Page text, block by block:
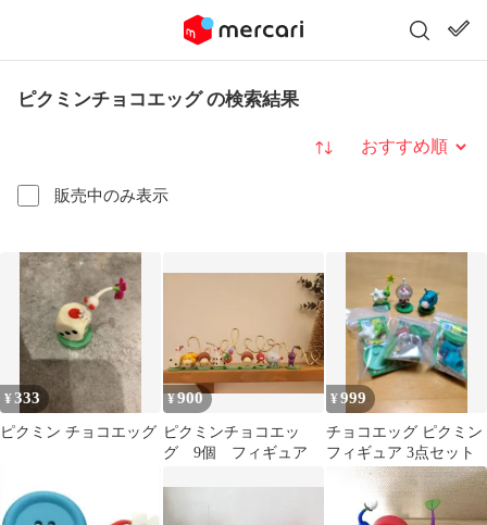
ピクミンチョコエッグ の検索結果
販売中のみ表示
並び替え
¥333
ピクミン チョコエッグ
¥900
ピクミンチョコエッ
グ 9個 フィギュア
¥999
チョコエッグ ピクミン
フィギュア 3点セット